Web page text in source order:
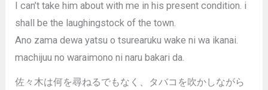
I can’t take him about with me in his present condition. i
shall be the laughingstock of the town.
Ano zama dewa yatsu o tsurearuku wake ni wa ikanai.
machijuu no waraimono ni naru bakari da.
佐々木は何を尋ねるでもなく、タバコを吹かしながら